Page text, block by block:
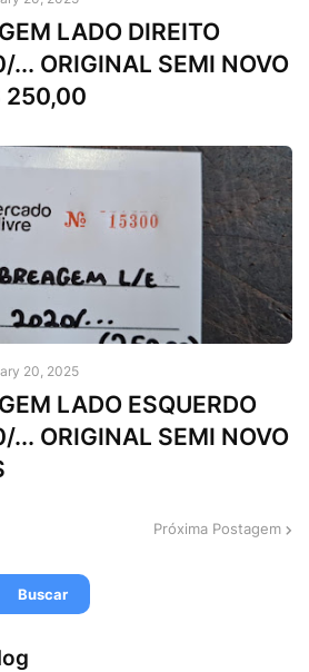
LADO DIREITO
ORIGINAL SEMI NOVO
250,00
20, 2025
LADO ESQUERDO
ORIGINAL SEMI NOVO
Próxima Postagem